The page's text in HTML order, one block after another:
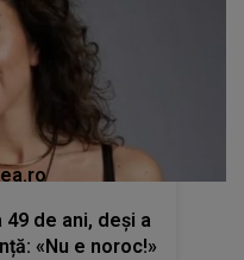
49 de ani, deși a
«Nu e noroc!»